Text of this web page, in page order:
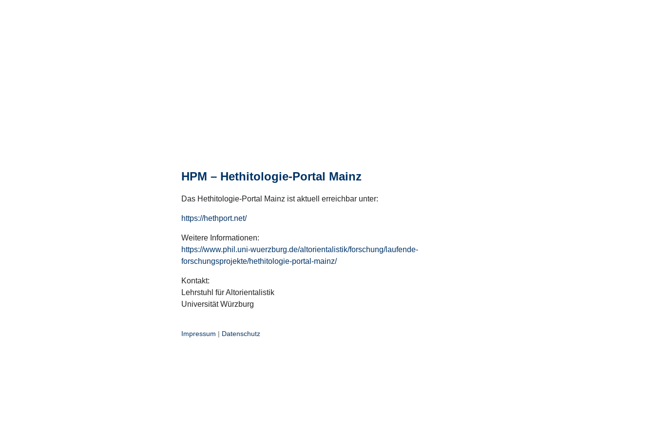
HPM – Hethitologie-Portal Mainz
Das Hethitologie-Portal Mainz ist aktuell erreichbar unter:
https://hethport.net/
Weitere Informationen:
https://www.phil.uni-wuerzburg.de/altorientalistik/forschung/laufende-
forschungsprojekte/hethitologie-portal-mainz/
Kontakt:
Lehrstuhl für Altorientalistik
Universität Würzburg
Impressum | Datenschutz